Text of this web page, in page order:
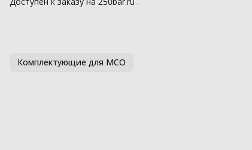
Комплектующие для МСО